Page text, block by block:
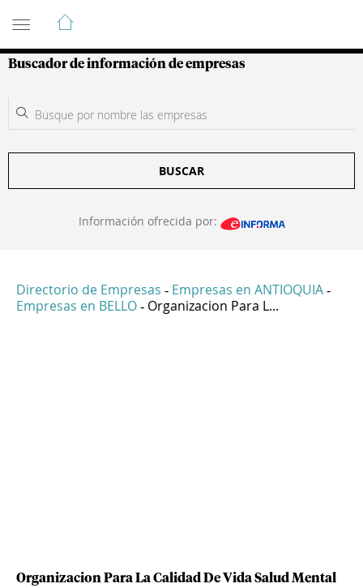
Guía de Empresas Colombianas
Buscador de información de empresas
BUSCAR
Información ofrecida por:
Directorio de Empresas - Empresas en ANTIOQUIA -
Empresas en BELLO - Organizacion Para L...
Organizacion Para La Calidad De Vida Salud Mental